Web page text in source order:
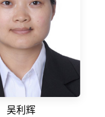
吴利辉